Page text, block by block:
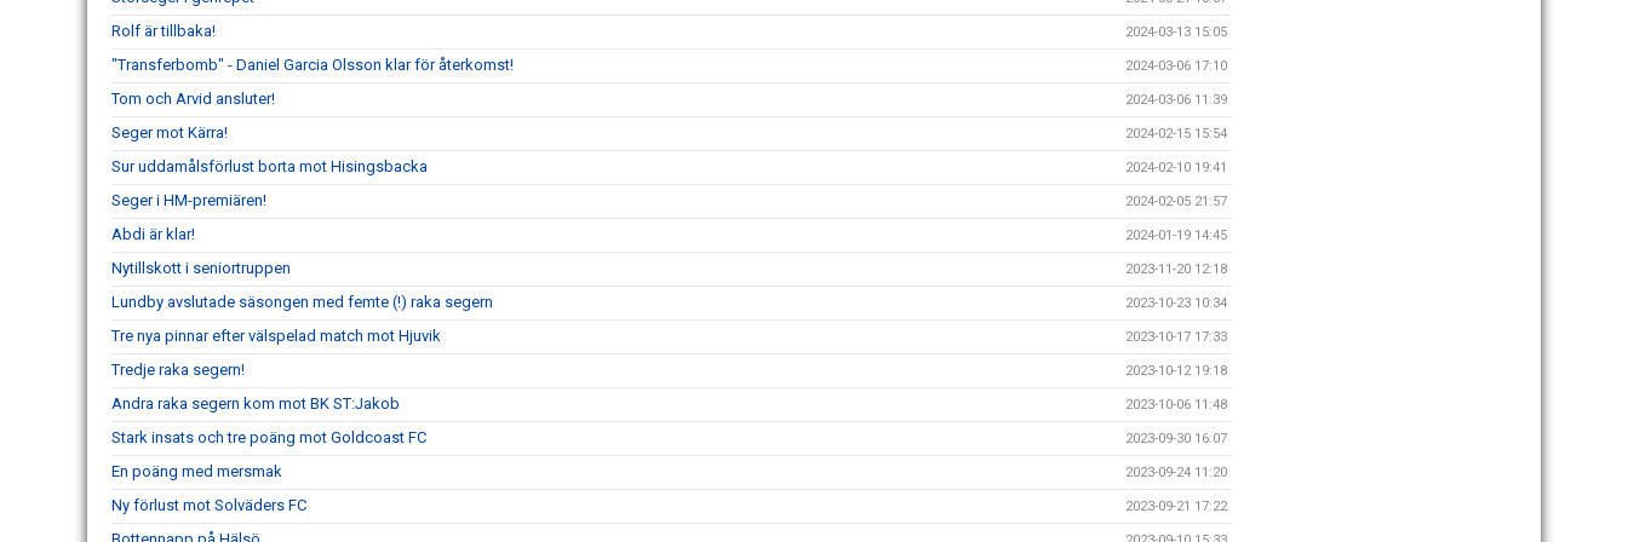
Rolf är tillbaka! 2024-03-13 15:05
"Transferbomb" - Daniel Garcia Olsson klar för återkomst! 2024-03-06 17:10
Tom och Arvid ansluter! 2024-03-06 11:39
Seger mot Kärra! 2024-02-15 15:54
Sur uddamålsförlust borta mot Hisingsbacka 2024-02-10 19:41
Seger i HM-premiären! 2024-02-05 21:57
Abdi är klar! 2024-01-19 14:45
Nytillskott i seniortruppen 2023-11-20 12:18
Lundby avslutade säsongen med femte (!) raka segern 2023-10-23 10:34
Tre nya pinnar efter välspelad match mot Hjuvik 2023-10-17 17:33
Tredje raka segern! 2023-10-12 19:18
Andra raka segern kom mot BK ST:Jakob 2023-10-06 11:48
Stark insats och tre poäng mot Goldcoast FC 2023-09-30 16:07
En poäng med mersmak 2023-09-24 11:20
Ny förlust mot Solväders FC 2023-09-21 17:22